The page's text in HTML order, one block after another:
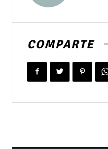
COMPARTE